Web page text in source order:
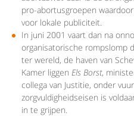
pro-abortusgroepen
voor lokale publiciteit.
In juni 2001 vaart dan na
organisatorische rompslomp
ter wereld, de haven van
Kamer liggen Els Borst,
collega van Justitie, onder
zorgvuldigheidseisen is
in te grijpen.